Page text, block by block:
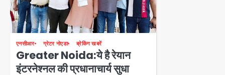
एनसीआर ग्रेटर नोएडा ब्रेकिंग खबरें
Greater Noida:ये है रेयान
इंटरनेश्नल की प्रधानाचार्य सुधा